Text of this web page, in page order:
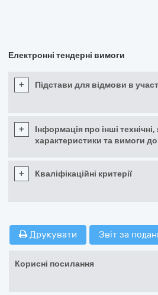
Електронні тендерні вимоги
+ Підстави для відмови в
+
Інформація про інші технічні,
характеристики та вимоги
+ Кваліфікаційні критерії
Друкувати Звіт за
Корисні посилання